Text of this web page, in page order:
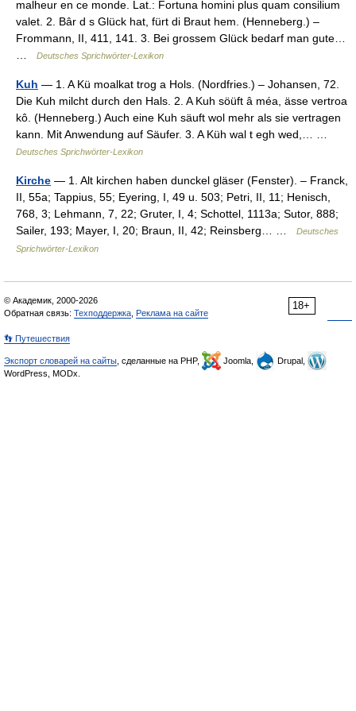
malheur en ce monde. Lat.: Fortuna homini plus quam consilium
valet. 2. Bâr d s Glück hat, fürt di Braut hem. (Henneberg.) –
Frommann, II, 411, 141. 3. Bei grossem Glück bedarf man gute…
Deutsches Sprichwörter-Lexikon
Kuh — 1. A Kü moalkat trog a Hols. (Nordfries.) – Johansen, 72.
Die Kuh milcht durch den Hals. 2. A Kuh söüft â méa, ässe vertroa
kô. (Henneberg.) Auch eine Kuh säuft wol mehr als sie vertragen
kann. Mit Anwendung auf Säufer. 3. A Küh wal t egh wed,… …
Deutsches Sprichwörter-Lexikon
Kirche — 1. Alt kirchen haben dunckel gläser (Fenster). – Franck,
II, 55a; Tappius, 55; Eyering, I, 49 u. 503; Petri, II, 11; Henisch,
768, 3; Lehmann, 7, 22; Gruter, I, 4; Schottel, 1113a; Sutor, 888;
Sailer, 193; Mayer, I, 20; Braun, II, 42; Reinsberg… …
Deutsches
Sprichwörter-Lexikon
18+
© Академик, 2000-2026
Обратная связь: Техподдержка Реклама на сайте
👣 Путешествия
Экспорт словарей на сайты , сделанные на PHP, Joomla,
Drupal,
WordPress, MODx.